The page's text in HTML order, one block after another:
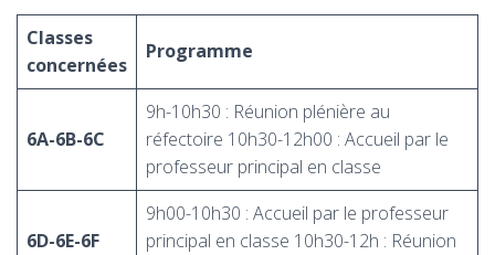
Classes
concernées
Programme
6A-6B-6C
9h-10h30 : Réunion plénière au
réfectoire 10h30-12h00 : Accueil par le
professeur principal en classe
6D-6E-6F
9h00-10h30 : Accueil par le professeur
principal en classe 10h30-12h : Réunion